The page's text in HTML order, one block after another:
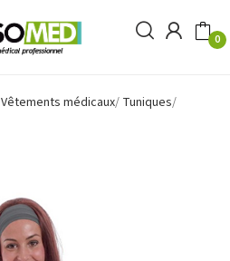
0
Vêtements médicaux Tuniques